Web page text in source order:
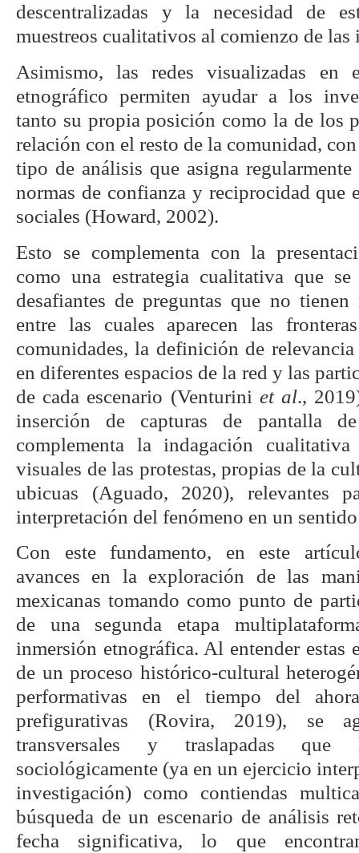
descentralizadas y la necesidad de
muestreos cualitativos al comienzo de las
Asimismo, las redes visualizadas en
etnográfico permiten ayudar a los
tanto su propia posición como la de los
relación con el resto de la comunidad,
tipo de análisis que asigna
normas de confianza y reciprocidad que
sociales (Howard, 2002).
Esto se complementa con la
como una estrategia cualitativa que se
desafiantes de preguntas que no tienen
entre las cuales aparecen las
comunidades, la definición de
en diferentes espacios de la red y las
de cada escenario (Venturini et al.,
inserción de capturas de pantalla
complementa la indagación cualitativa
visuales de las protestas, propias de la
ubicuas (Aguado, 2020), relevantes
interpretación del fenómeno en un
Con este fundamento, en este
avances en la exploración de las
mexicanas tomando como punto de
de una segunda etapa
inmersión etnográfica. Al entender estas
de un proceso histórico-cultural
performativas en el tiempo del
prefigurativas (Rovira, 2019), se
transversales y traslapadas que
sociológicamente (ya en un ejercicio
investigación) como contiendas
búsqueda de un escenario de análisis
fecha significativa, lo que